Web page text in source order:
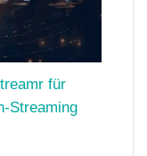
für
Streaming